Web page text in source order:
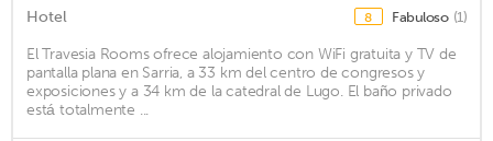
Hotel 8 Fabuloso (1)
El Travesia Rooms ofrece alojamiento con WiFi gratuita y TV de
pantalla plana en Sarria, a 33 km del centro de congresos y
exposiciones y a 34 km de la catedral de Lugo. El baño privado
está totalmente ...